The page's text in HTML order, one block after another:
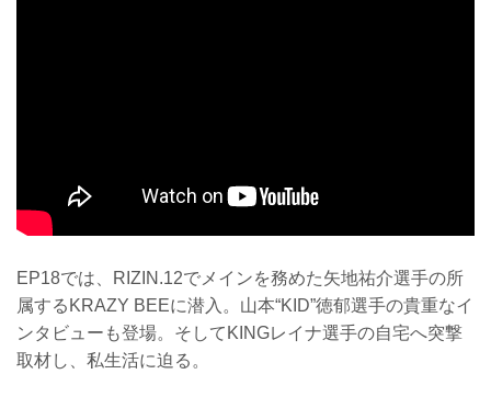
EP18では、RIZIN.12でメインを務めた矢地祐介選手の所
属するKRAZY BEEに潜入。山本“KID”徳郁選手の貴重なイ
ンタビューも登場。そしてKINGレイナ選手の自宅へ突撃
取材し、私生活に迫る。